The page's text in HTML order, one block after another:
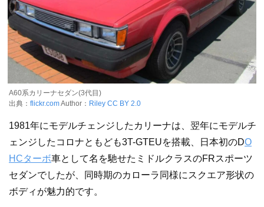
A60系カリーナセダン(3代目)
出典： flickr.comAuthor： Riley CC BY 2.0
1981年にモデルチェンジしたカリーナは、翌年にモデルチ
ェンジしたコロナともども3T-GTEUを搭載、日本初のDO
HCターボ車として名を馳せたミドルクラスのFRスポーツ
セダンでしたが、同時期のカローラ同様にスクエア形状の
ボディが魅力的です。